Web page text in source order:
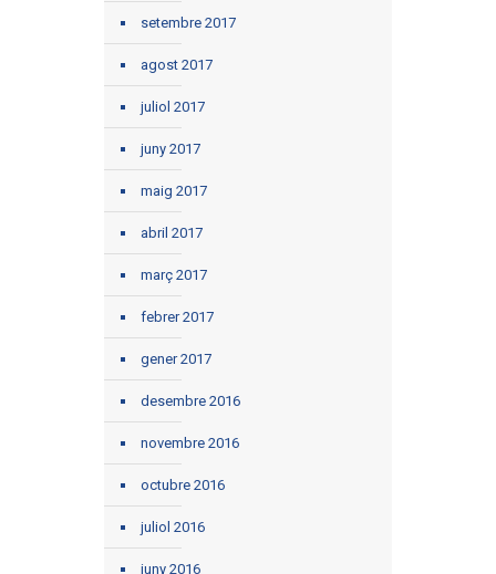
setembre 2017
agost 2017
juliol 2017
juny 2017
maig 2017
abril 2017
març 2017
febrer 2017
gener 2017
desembre 2016
novembre 2016
octubre 2016
juliol 2016
juny 2016